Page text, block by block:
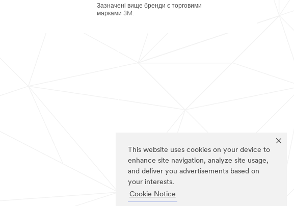
This website uses cookies on your device to
enhance site navigation, analyze site usage,
and deliver you advertisements based on
your interests.
Cookie Notice
Зазначені вище бренди є торговими
марками 3M.